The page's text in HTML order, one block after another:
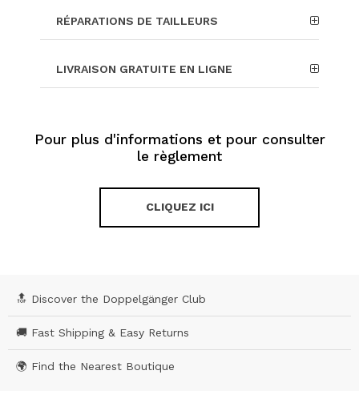
RÉPARATIONS DE TAILLEURS
LIVRAISON GRATUITE EN LIGNE
Pour plus d'informations et pour consulter
le règlement
CLIQUEZ ICI
🔝 Discover the Doppelgänger Club
🚚 Fast Shipping & Easy Returns
🌍 Find the Nearest Boutique